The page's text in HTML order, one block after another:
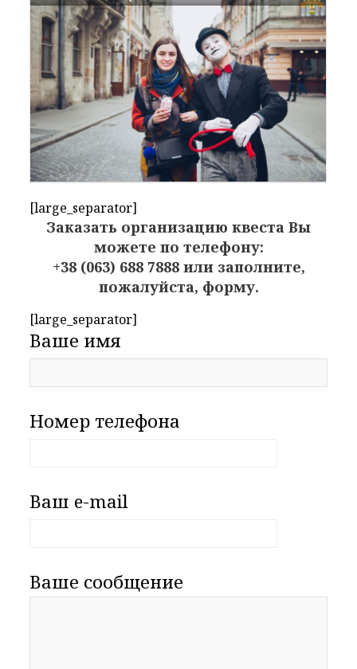
[large_separator]
Заказать организацию квеста Вы
можете по телефону:
+38 (063) 688 7888 или заполните,
пожалуйста, форму.
[large_separator]
Ваше имя
Номер телефона
Ваш e-mail
Ваше сообщение